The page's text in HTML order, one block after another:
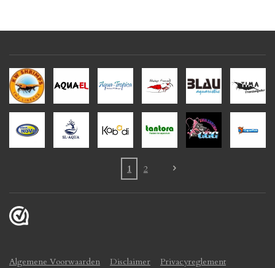
1 2
Algemene Voorwaarden Disclaimer
Privacyreglement